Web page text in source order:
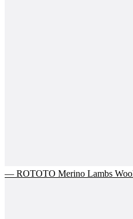
— ROTOTO Merino Lambs